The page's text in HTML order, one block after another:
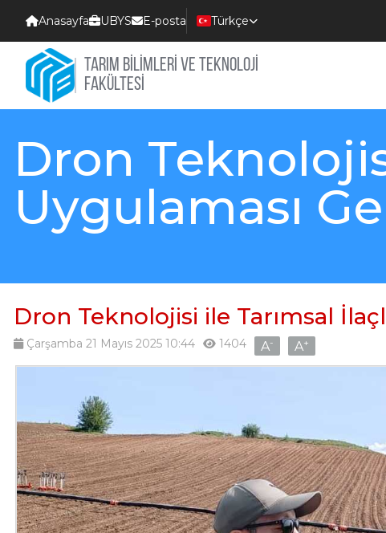
Anasayfa UBYS E-posta Türkçe
TARIM BİLİMLERİ VE TEKNOLOJİ
FAKÜLTESI
Dron
Uygulaması
Dron Teknolojisi ile Tarımsal
Çarşamba 21 Mayıs 2025 10:44 1404 A- A+